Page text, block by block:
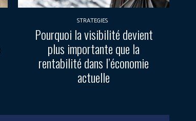
STRATEGIES
Pourquoi la visibilité devient
plus importante que la
rentabilité dans l’économie
actuelle